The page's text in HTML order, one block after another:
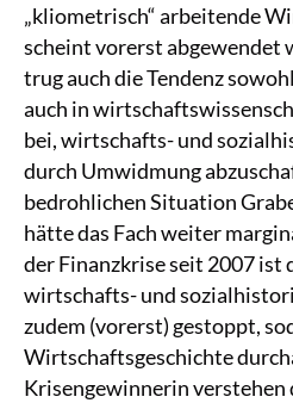
„kliometrisch“ arbeitende
scheint vorerst abgewendet
trug auch die Tendenz
auch in
bei, wirtschafts- und
durch Umwidmung
bedrohlichen Situation
hätte das Fach weiter
der Finanzkrise seit 2007 ist
wirtschafts- und
zudem (vorerst) gestoppt,
Wirtschaftsgeschichte
Krisengewinnerin verstehen